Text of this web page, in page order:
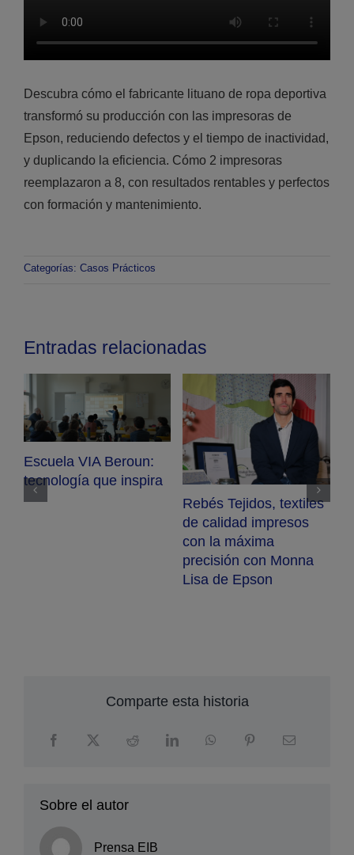
Descubra cómo el fabricante lituano de ropa deportiva
transformó su producción con las impresoras de
Epson, reduciendo defectos y el tiempo de inactividad,
y duplicando la eficiencia. Cómo 2 impresoras
reemplazaron a 8, con resultados rentables y perfectos
con formación y mantenimiento.
Categorías: Casos Prácticos
Entradas relacionadas
Escuela VIA Beroun:
tecnología que inspira
Rebés Tejidos, textiles
de calidad impresos
con la máxima
precisión con Monna
Lisa de Epson
Comparte esta historia
Sobre el autor
Prensa EIB